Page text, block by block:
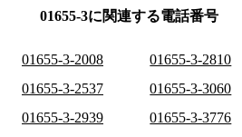
01655-3に関連する電話番号
01655-3-2008 01655-3-2810
01655-3-2537
01655-3-3060
01655-3-2939
01655-3-3776